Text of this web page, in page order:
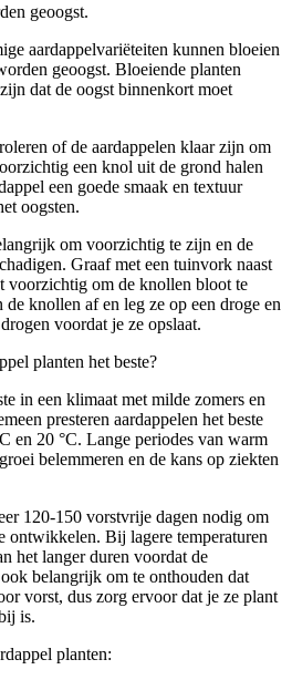
geoogst.
aardappelvariëteiten kunnen bloeien
geoogst. Bloeiende planten
dat de oogst binnenkort moet
of de aardappelen klaar zijn om
een knol uit de grond halen
een goede smaak en textuur
oogsten.
om voorzichtig te zijn en de
Graaf met een tuinvork naast
voorzichtig om de knollen bloot te
knollen af en leg ze op een droge en
voordat je ze opslaat.
planten het beste?
in een klimaat met milde zomers en
presteren aardappelen het beste
en 20 °C. Lange periodes van warm
belemmeren en de kans op ziekten
120-150 vorstvrije dagen nodig om
ontwikkelen. Bij lagere temperaturen
het langer duren voordat de
belangrijk om te onthouden dat
vorst, dus zorg ervoor dat je ze plant
is.
planten: